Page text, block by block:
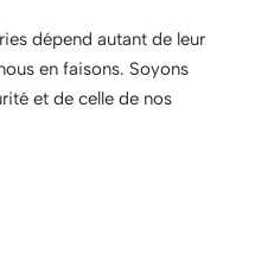
dépend autant de leur
en faisons. Soyons
et de celle de nos